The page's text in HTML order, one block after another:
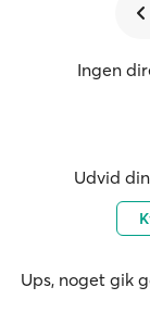
Ingen
Udvid
Ups, noget gik